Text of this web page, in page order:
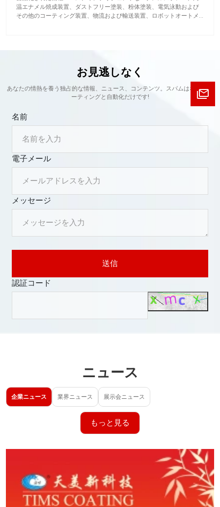
温エナメル焼成装置、ダストフリー塗装、粉体塗装、電気泳動および
その他のコーティング装置、物流および輸送装置、ロボットオートメ
お見逃しなく
あなたの情熱を養う独占的な情報、ニュース、コンテンツ。スパムはなく、コ
ーティングと自動化だけです!
名前
電子メール
メッセージ
送信
認証コード
ニュース
企業ニュース 業界ニュース 展示会ニュース
もっと見る